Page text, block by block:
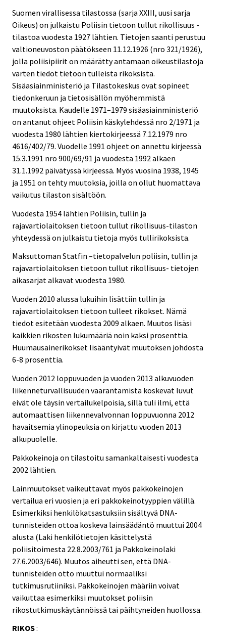
Suomen virallisessa tilastossa (sarja XXIII, uusi sarja
Oikeus) on julkaistu Poliisin tietoon tullut rikollisuus -
tilastoa vuodesta 1927 lähtien. Tietojen saanti perustuu
valtioneuvoston päätökseen 11.12.1926 (nro 321/1926),
jolla poliisipiirit on määrätty antamaan oikeustilastoja
varten tiedot tietoon tulleista rikoksista.
Sisäasiainministeriö ja Tilastokeskus ovat sopineet
tiedonkeruun ja tietosisällön myöhemmistä
muutoksista. Kaudelle 1971–1979 sisäasiainministeriö
on antanut ohjeet Poliisin käskylehdessä nro 2/1971 ja
vuodesta 1980 lähtien kiertokirjeessä 7.12.1979 nro
4616/402/79. Vuodelle 1991 ohjeet on annettu kirjeessä
15.3.1991 nro 900/69/91 ja vuodesta 1992 alkaen
31.1.1992 päivätyssä kirjeessä. Myös vuosina 1938, 1945
ja 1951 on tehty muutoksia, joilla on ollut huomattava
vaikutus tilaston sisältöön.
Vuodesta 1954 lähtien Poliisin, tullin ja
rajavartiolaitoksen tietoon tullut rikollisuus-tilaston
yhteydessä on julkaistu tietoja myös tullirikoksista.
Maksuttoman Statfin –tietopalvelun poliisin, tullin ja
rajavartiolaitoksen tietoon tullut rikollisuus- tietojen
aikasarjat alkavat vuodesta 1980.
Vuoden 2010 alussa lukuihin lisättiin tullin ja
rajavartiolaitoksen tietoon tulleet rikokset. Nämä
tiedot esitetään vuodesta 2009 alkaen. Muutos lisäsi
kaikkien rikosten lukumääriä noin kaksi prosenttia.
Huumausainerikokset lisääntyivät muutoksen johdosta
6-8 prosenttia.
Vuoden 2012 loppuvuoden ja vuoden 2013 alkuvuoden
liikenneturvallisuuden vaarantamista koskevat luvut
eivät ole täysin vertailukelpoisia, sillä tuli ilmi, että
automaattisen liikennevalvonnan loppuvuonna 2012
havaitsemia ylinopeuksia on kirjattu vuoden 2013
alkupuolelle.
Pakkokeinoja on tilastoitu samankaltaisesti vuodesta
2002 lähtien.
Lainmuutokset vaikeuttavat myös pakkokeinojen
vertailua eri vuosien ja eri pakkokeinotyyppien välillä.
Esimerkiksi henkilökatsastuksiin sisältyvä DNA-
tunnisteiden ottoa koskeva lainsäädäntö muuttui 2004
alusta (Laki henkilötietojen käsittelystä
poliisitoimesta 22.8.2003/761 ja Pakkokeinolaki
27.6.2003/646). Muutos aiheutti sen, että DNA-
tunnisteiden otto muuttui normaaliksi
tutkimusrutiiniksi. Pakkokeinojen määriin voivat
vaikuttaa esimerkiksi muutokset poliisin
rikostutkimuskäytännöissä tai päihtyneiden huollossa.
RIKOS: